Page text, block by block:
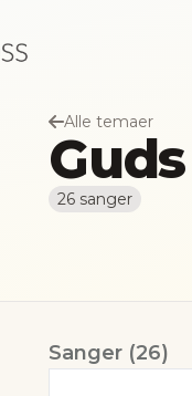
Alle temaer
26 sanger
Sanger (26)